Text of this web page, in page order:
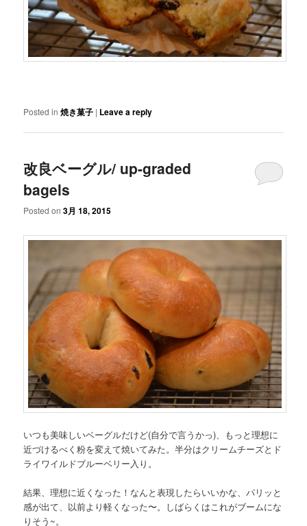
Posted in 焼き菓子 | Leave a reply
改良ベーグル/ up-graded
bagels
Posted on3月 18, 2015
いつも美味しいベーグルだけど(自分で言うかっ)、もっと理想に
近づけるべく粉を変えて焼いてみた。半分はクリームチーズとド
ライワイルドブルーベリー入り。
結果、理想に近くなった！なんと表現したらいいかな、パリッと
感が出て、以前より軽くなった〜。しばらくはこれがブームにな
りそう~。